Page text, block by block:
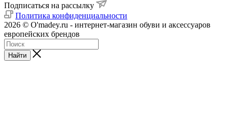
Подписаться на рассылку
Политика конфиденциальности
2026 © O'madey.ru - интернет-магазин обуви и аксессуаров
европейских брендов
Найти